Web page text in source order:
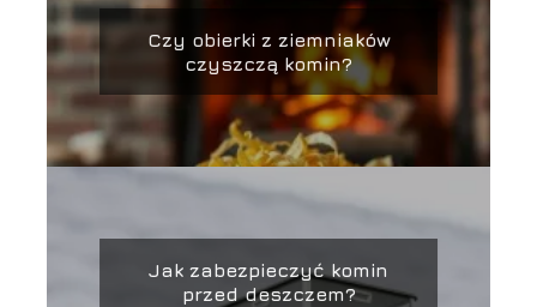
Czy obierki z ziemniaków
czyszczą komin?
Jak zabezpieczyć komin
przed deszczem?